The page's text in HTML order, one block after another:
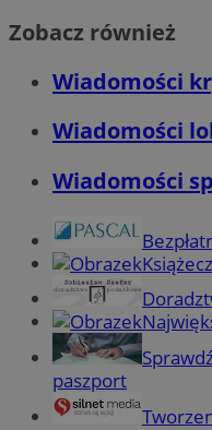
Zobacz również
Wiadomości
Wiadomości
Wiadomości
paszport